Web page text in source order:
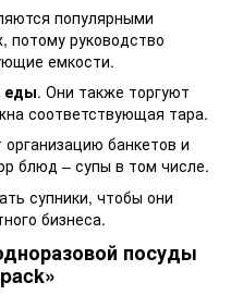
популярными
потому руководство
емкости.
еды. Они также торгуют
соответствующая тара.
банкетов и
блюд – супы в том числе.
супники, чтобы они
бизнеса.
посуды